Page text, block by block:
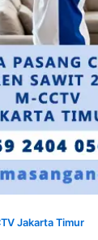
Jakarta Timur